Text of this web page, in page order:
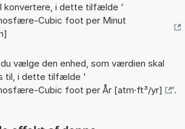
konvertere, i dette tilfælde '
Cubic foot per Minut
vælge den enhed, som værdien skal
til, i dette tilfælde '
Cubic foot per År [atm·ft³/yr]
'.